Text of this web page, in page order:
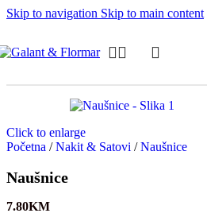
Skip to navigation Skip to main content
Click to enlarge
Početna / Nakit & Satovi / Naušnice
Naušnice
7.80KM